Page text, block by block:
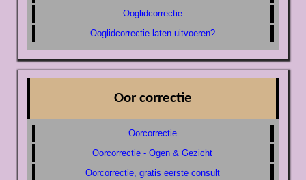
Ooglidcorrectie
Ooglidcorrectie laten uitvoeren?
Oor correctie
Oorcorrectie
Oorcorrectie - Ogen & Gezicht
Oorcorrectie, gratis eerste consult